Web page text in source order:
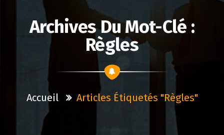
Archives Du Mot-Clé :
Règles
Accueil Articles Étiquetés "règles"